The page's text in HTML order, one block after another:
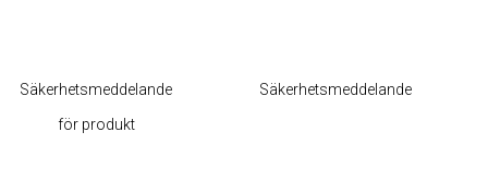
Säkerhetsmeddelande
för produkt
Säkerhetsmeddelande